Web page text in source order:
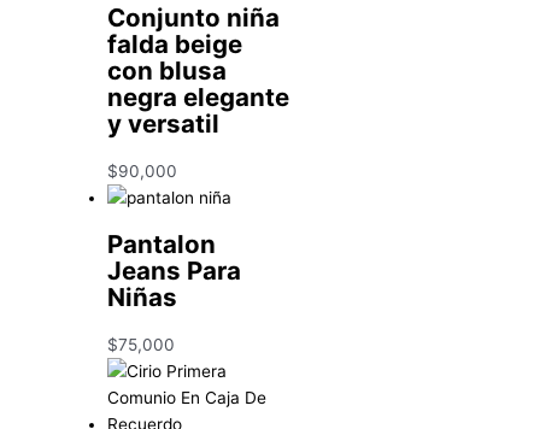
Conjunto niña
falda beige
con blusa
negra elegante
y versatil
$90,000
Pantalon
Jeans Para
Niñas
$75,000